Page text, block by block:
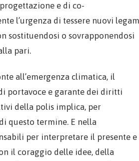
e di co-
l’urgenza di tessere nuovi
sostituendosi o sovrapponendosi
pari.
all’emergenza climatica, il
portavoce e garante dei diritti
della polis implica, per
questo termine. E nella
per interpretare il presente e
il coraggio delle idee, della